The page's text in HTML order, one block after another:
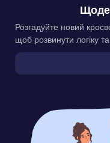
Розгадуйте новий
щоб розвинути логіку